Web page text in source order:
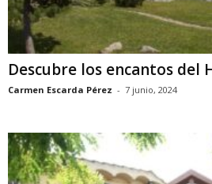
Descubre los encantos del
Carmen Escarda Pérez - 7 junio, 2024